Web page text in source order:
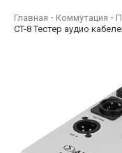
Главная Коммутация
CT-8 Тестер аудио